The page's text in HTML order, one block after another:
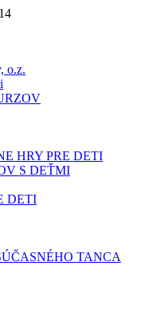
o.z.
HRY PRE DETI
S DEŤMI
DETI
TANCA